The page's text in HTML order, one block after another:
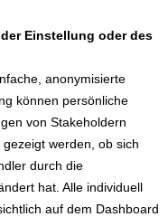
Einstellung oder des
anonymisierte
können persönliche
von Stakeholdern
werden, ob sich
durch die
hat. Alle individuell
auf dem Dashboard